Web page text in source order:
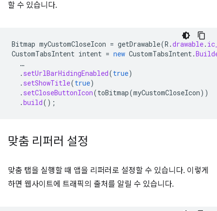
할 수 있습니다.
Bitmap myCustomCloseIcon = getDrawable(R .drawable.
CustomTabsIntent intent = new CustomTabsIntent.
…
. setUrlBarHidingEnabled(true)
. setShowTitle(true)
. setCloseButtonIcon(toBitmap(myCustomCloseIcon))
.build();
맞춤 리퍼러 설정
맞춤 탭을 실행할 때 앱을 리퍼러로 설정할 수 있습니다. 이렇게
하면 웹사이트에 트래픽의 출처를 알릴 수 있습니다.